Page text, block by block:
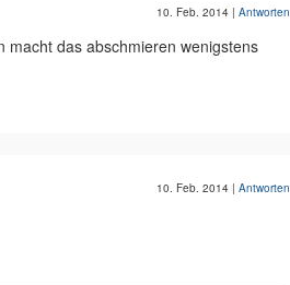
10. Feb. 2014 | Antworten
macht das abschmieren wenigstens
10. Feb. 2014 | Antworten